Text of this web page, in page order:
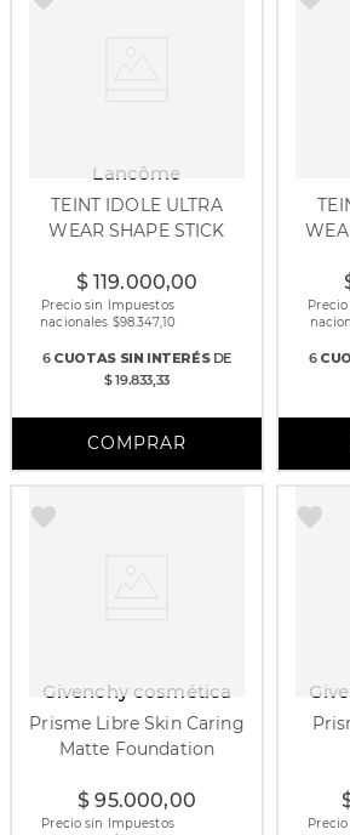
Lancôme
TEINT IDOLE ULTRA
WEAR SHAPE STICK
$ 119.000,00
Precio sin Impuestos
nacionales $98.347,10
6CUOTAS SIN INTERÉSDE
$ 19.833,33
6
30 gr
Givenchy cosmética
Prisme Libre Skin Caring
Matte Foundation
$ 95.000,00
Precio sin Impuestos